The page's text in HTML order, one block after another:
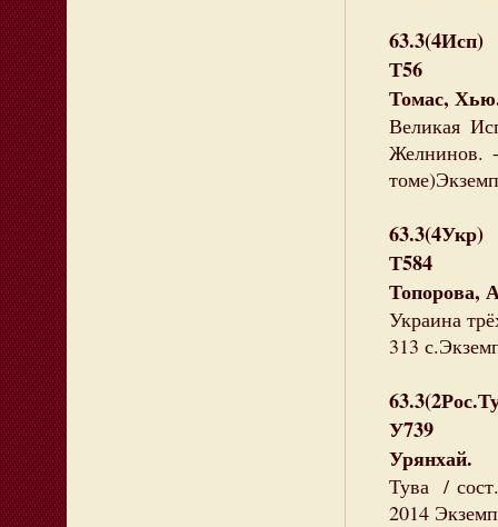
63.3(4Исп)
Т56
Томас,
Великая
Желнинов.
63.3(4Укр)
Т584
Топорова,
Украина
313
У739
Урянхай.
Тува /
2014